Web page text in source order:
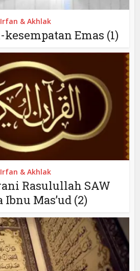
Irfan & Akhlak
Emas (1)
Irfan & Akhlak
Rasulullah SAW
Ibnu Mas’ud (2)